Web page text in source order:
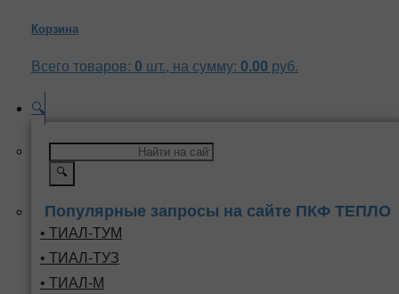
Корзина
Всего товаров: 0 шт., на сумму: 0.00 руб.
🔍
🔍
Популярные запросы на сайте ПКФ ТЕПЛО
• ТИАЛ-ТУМ
• ТИАЛ-ТУЗ
• ТИАЛ-М